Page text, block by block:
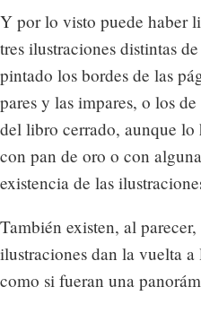
Y por lo visto puede haber
tres ilustraciones distintas
pintado los bordes de las
pares y las impares, o los
del libro cerrado, aunque lo
con pan de oro o con
existencia de las
También existen, al
ilustraciones dan la vuelta a
como si fueran una